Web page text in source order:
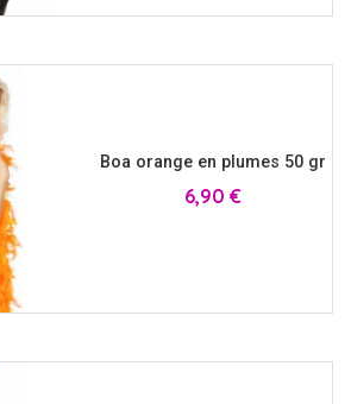
Boa orange en plumes 50 gr
Prix
6,90 €